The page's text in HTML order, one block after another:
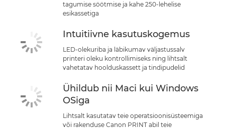
tagumise söötmise ja kahe 250-lehelise
esikassetiga
Intuitiivne kasutuskogemus
LED-olekuriba ja läbikumav väljastussalv
printeri oleku kontrollimiseks ning lihtsalt
vahetatav hoolduskassett ja tindipudelid
Ühildub nii Maci kui Windows
OSiga
Lihtsalt kasutatav teie operatsioonisüsteemiga
või rakenduse Canon PRINT abil teie